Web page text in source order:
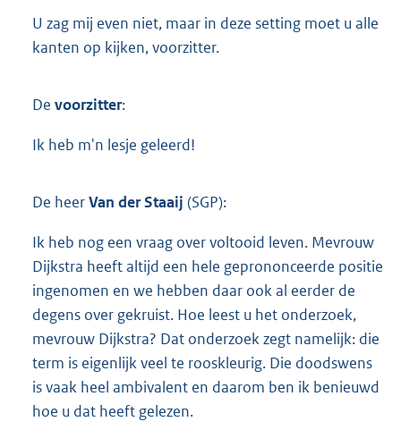
U zag mij even niet, maar in deze setting moet u alle
kanten op kijken, voorzitter.
De voorzitter:
Ik heb m'n lesje geleerd!
De heerVan der Staaij (SGP):
Ik heb nog een vraag over voltooid leven. Mevrouw
Dijkstra heeft altijd een hele geprononceerde positie
ingenomen en we hebben daar ook al eerder de
degens over gekruist. Hoe leest u het onderzoek,
mevrouw Dijkstra? Dat onderzoek zegt namelijk: die
term is eigenlijk veel te rooskleurig. Die doodswens
is vaak heel ambivalent en daarom ben ik benieuwd
hoe u dat heeft gelezen.